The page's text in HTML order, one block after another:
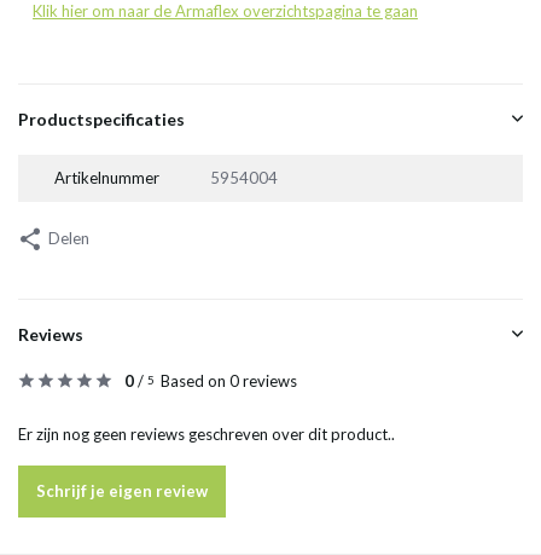
Klik hier om naar de Armaflex overzichtspagina te gaan
Productspecificaties
Artikelnummer 5954004
Delen
Reviews
0/ 5 Based on 0 reviews
Er zijn nog geen reviews geschreven over dit product..
Schrijf je eigen review